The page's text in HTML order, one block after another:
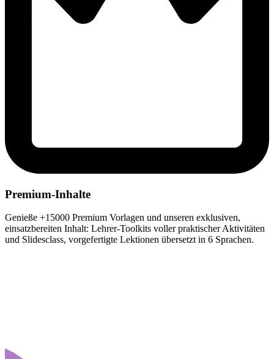
Premium-Inhalte
Genieße +15000 Premium Vorlagen und unseren exklusiven,
einsatzbereiten Inhalt: Lehrer-Toolkits voller praktischer Aktivitäten
und Slidesclass, vorgefertigte Lektionen übersetzt in 6 Sprachen.